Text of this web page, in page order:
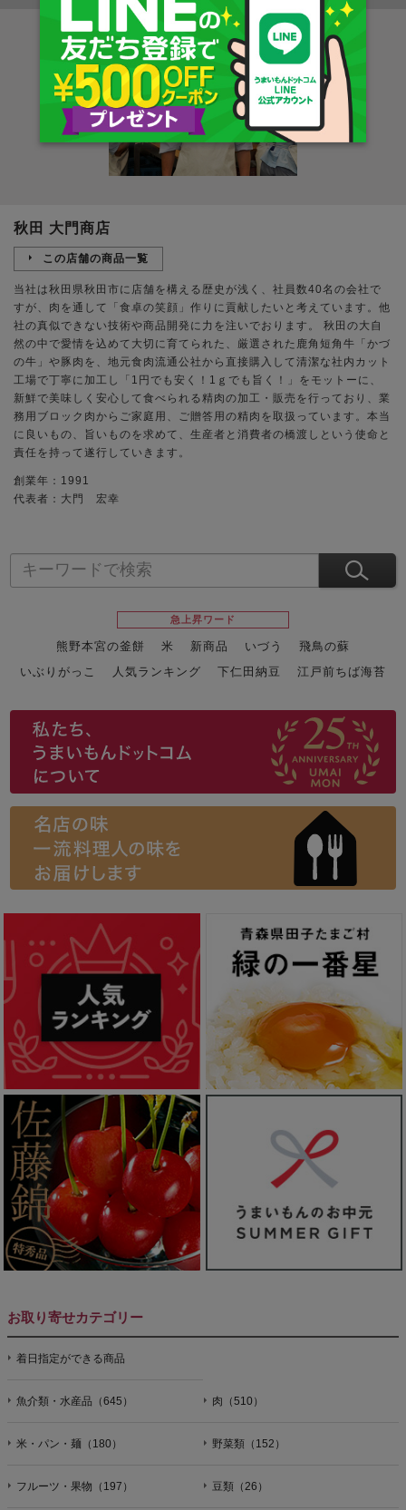
秋田 大門商店
この店舗の商品一覧
当社は秋田県秋田市に店舗を構える歴史が浅く、社員数40名の会社で
すが、肉を通して「食卓の笑顔」作りに貢献したいと考えています。他
社の真似できない技術や商品開発に力を注いでおります。 秋田の大自
然の中で愛情を込めて大切に育てられた、厳選された鹿角短角牛「かづ
の牛」や豚肉を、地元食肉流通公社から直接購入して清潔な社内カット
工場で丁寧に加工し「1円でも安く！1ｇでも旨く！」をモットーに、
新鮮で美味しく安心して食べられる精肉の加工・販売を行っており、業
務用ブロック肉からご家庭用、ご贈答用の精肉を取扱っています。本当
に良いもの、旨いものを求めて、生産者と消費者の橋渡しという使命と
責任を持って遂行していきます。
創業年：1991
代表者：大門 宏幸
急上昇ワード
熊野本宮の釜餅 米 新商品 いづう
飛鳥の蘇
いぶりがっこ
人気ランキング 下仁田納豆
江戸前ちば海苔
お取り寄せカテゴリー
着日指定ができる商品
魚介類・水産品（645） 肉（510）
米・パン・麺（180） 野菜類（152）
フルーツ・果物（197） 豆類（26）